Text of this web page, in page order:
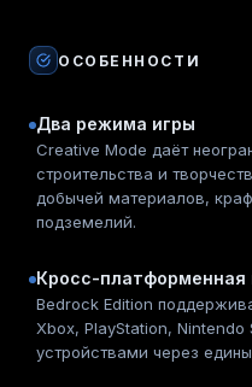
ОСОБЕННОСТИ
Два режима игры
Creative Mode даёт
строительства и
добычей материалов,
подземелий.
Кросс-платформенная
Bedrock Edition
Xbox, PlayStation,
устройствами через